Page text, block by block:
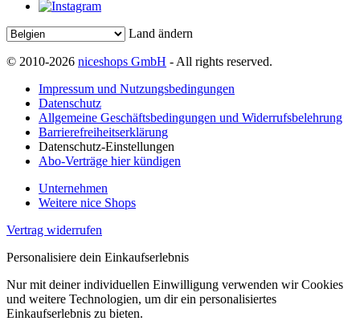
Land ändern
© 2010-2026 niceshops GmbH - All rights reserved.
Impressum und Nutzungsbedingungen
Datenschutz
Allgemeine Geschäftsbedingungen und Widerrufsbelehrung
Barrierefreiheitserklärung
Datenschutz-Einstellungen
Abo-Verträge hier kündigen
Unternehmen
Weitere nice Shops
Vertrag widerrufen
Personalisiere dein Einkaufserlebnis
Nur mit deiner individuellen Einwilligung verwenden wir Cookies
und weitere Technologien, um dir ein personalisiertes
Einkaufserlebnis zu bieten.